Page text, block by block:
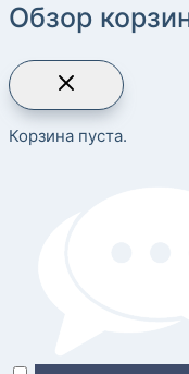
Обзор
Корзина пуста.